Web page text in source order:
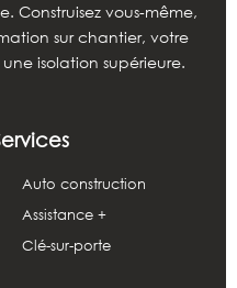
Construisez vous-même,
sur chantier, votre
isolation supérieure.
Auto construction
Assistance +
Clé-sur-porte